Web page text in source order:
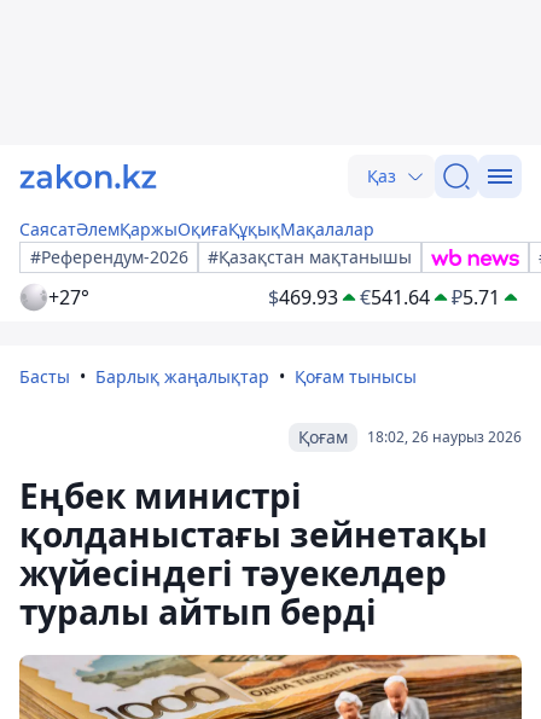
Қаз
СаясатӘлемҚаржыОқиғаҚұқықМақалалар
#Референдум-2026
#Қазақстан мақтанышы
+27° $469.93 €541.64 ₽5.71
Басты Барлық жаңалықтар Қоғам тынысы
18:02, 26 наурыз 2026
Қоғам
Еңбек министрі
қолданыстағы зейнетақы
жүйесіндегі тәуекелдер
туралы айтып берді